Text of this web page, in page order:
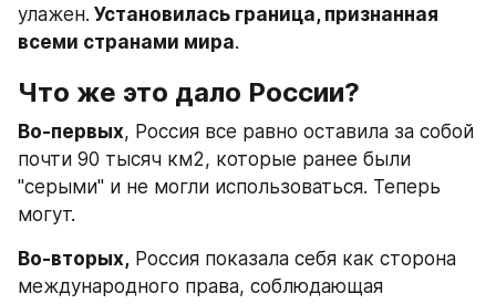
улажен. Установилась граница, признанная
всеми странами мира.
Что же это дало России?
Во-первых, Россия все равно оставила за собой
почти 90 тысяч км2, которые ранее были
"серыми" и не могли использоваться. Теперь
могут.
Во-вторых, Россия показала себя как сторона
международного права, соблюдающая